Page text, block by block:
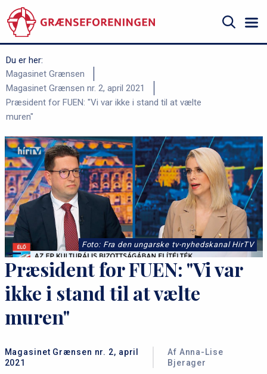
til
hovedindhold
Søg
Du er her:
Magasinet Grænsen
Magasinet Grænsen nr. 2, april 2021
Præsident for FUEN: "Vi var ikke i stand til at vælte
muren"
Foto: Fra den ungarske tv-nyhedskanal HirTV
Præsident for FUEN: "Vi var
ikke i stand til at vælte
muren"
Magasinet Grænsen nr. 2, april
2021
Af Anna-Lise
Bjerager